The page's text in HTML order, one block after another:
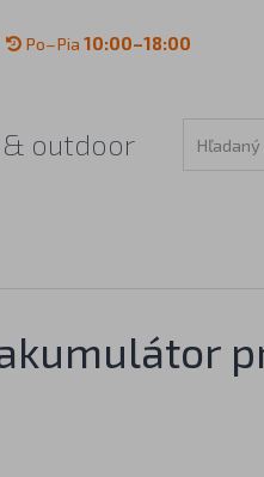
Po–Pia 10:00–18:00
& outdoor